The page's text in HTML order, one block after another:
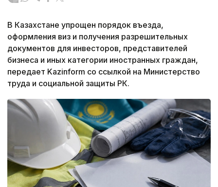
В Казахстане упрощен порядок въезда,
оформления виз и получения разрешительных
документов для инвесторов, представителей
бизнеса и иных категории иностранных граждан,
передает Kazinform со ссылкой на Министерство
труда и социальной защиты РК.